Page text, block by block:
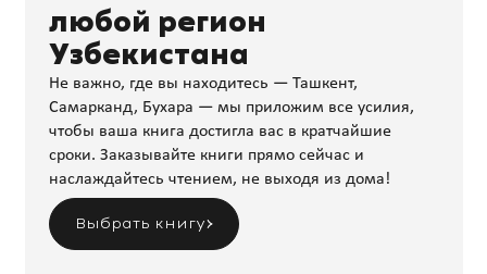
любой регион
Узбекистана
Не важно, где вы находитесь — Ташкент,
Самарканд, Бухара — мы приложим все усилия,
чтобы ваша книга достигла вас в кратчайшие
сроки. Заказывайте книги прямо сейчас и
наслаждайтесь чтением, не выходя из дома!
Выбрать книгу